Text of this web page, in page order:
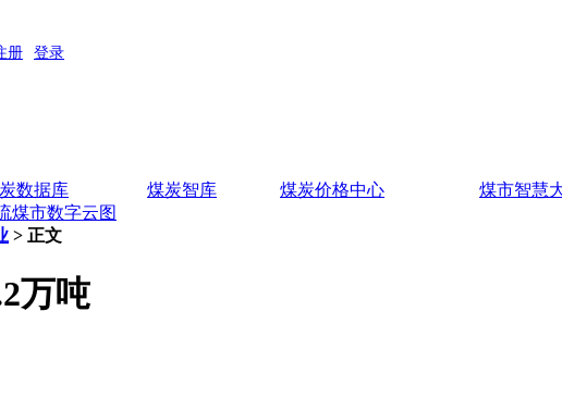
数据库 煤炭智库 煤炭价格中心 煤市智慧
煤市数字云图
> 正文
万吨